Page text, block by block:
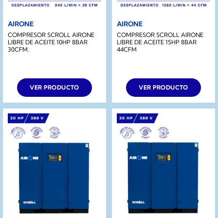
AIRONE
COMPRESOR SCROLL AIRONE
LIBRE DE ACEITE 10HP 8BAR
30CFM.
VER PRODUCTO
AIRONE
COMPRESOR SCROLL AIRONE
LIBRE DE ACEITE 15HP 8BAR
44CFM
VER PRODUCTO